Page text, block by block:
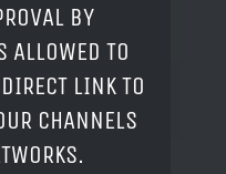
BY
ALLOWED TO
LINK TO
CHANNELS